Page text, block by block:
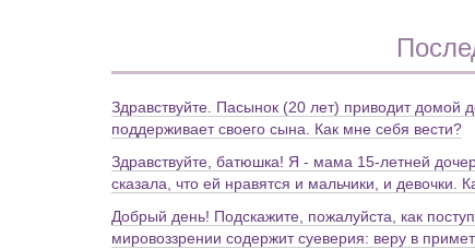
Здравствуйте. Пасынок (20 лет) приводит домой
поддерживает своего сына. Как мне себя вести?
Здравствуйте, батюшка! Я - мама 15-летней
сказала, что ей нравятся и мальчики, и девочки.
Добрый день! Подскажите, пожалуйста, как
мировоззрении содержит суеверия: веру в